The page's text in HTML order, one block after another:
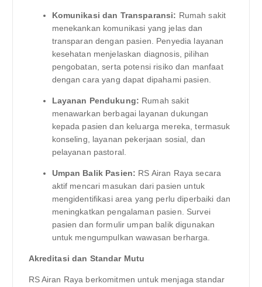
Komunikasi dan Transparansi: Rumah sakit
menekankan komunikasi yang jelas dan
transparan dengan pasien. Penyedia layanan
kesehatan menjelaskan diagnosis, pilihan
pengobatan, serta potensi risiko dan manfaat
dengan cara yang dapat dipahami pasien.
Layanan Pendukung: Rumah sakit
menawarkan berbagai layanan dukungan
kepada pasien dan keluarga mereka, termasuk
konseling, layanan pekerjaan sosial, dan
pelayanan pastoral.
Umpan Balik Pasien: RS Airan Raya secara
aktif mencari masukan dari pasien untuk
mengidentifikasi area yang perlu diperbaiki dan
meningkatkan pengalaman pasien. Survei
pasien dan formulir umpan balik digunakan
untuk mengumpulkan wawasan berharga.
Akreditasi dan Standar Mutu
RS Airan Raya berkomitmen untuk menjaga standar